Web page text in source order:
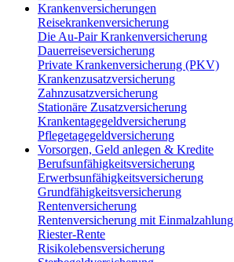
Krankenversicherungen
Reisekrankenversicherung
Die Au-Pair Krankenversicherung
Dauerreiseversicherung
Private Krankenversicherung (PKV)
Krankenzusatzversicherung
Zahnzusatzversicherung
Stationäre Zusatzversicherung
Krankentagegeldversicherung
Pflegetagegeldversicherung
Vorsorgen, Geld anlegen & Kredite
Berufsunfähigkeitsversicherung
Erwerbsunfähigkeitsversicherung
Grundfähigkeitsversicherung
Rentenversicherung
Rentenversicherung mit Einmalzahlung
Riester-Rente
Risikolebensversicherung